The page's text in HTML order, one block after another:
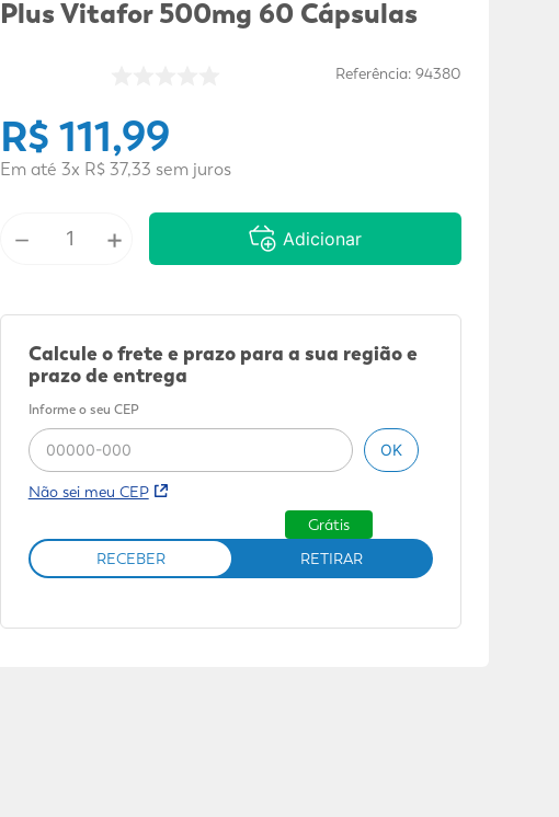
Plus Vitafor 500mg 60 Cápsulas
Referência:94380
R$ 111,99
Em até 3x R$ 37,33 sem juros
－ + Adicionar
Calcule o frete e prazo para a sua região e
prazo de entrega
Informe o seu CEP
OK
Não sei meu CEP
RECEBER RETIRAR
Grátis